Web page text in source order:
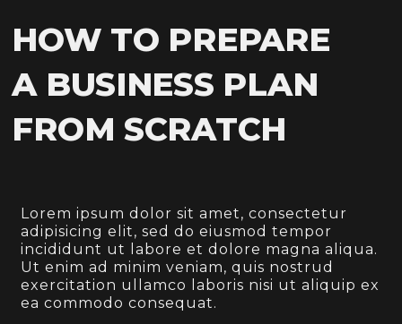
HOW TO PREPARE
A BUSINESS PLAN
FROM SCRATCH
Lorem ipsum dolor sit amet, consectetur
adipisicing elit, sed do eiusmod tempor
incididunt ut labore et dolore magna aliqua.
Ut enim ad minim veniam, quis nostrud
exercitation ullamco laboris nisi ut aliquip ex
ea commodo consequat.